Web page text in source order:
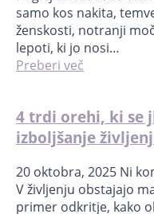
samo kos nakita,
ženskosti, notranji
lepoti, ki jo nosi…
Preberi več
4 trdi orehi, ki se
izboljšanje
20 oktobra, 2025 Ni
V življenju obstajajo
primer odkritje, kako